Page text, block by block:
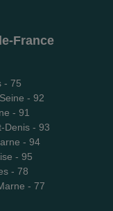
France
- 75
- 92
- 91
Denis - 93
- 94
- 95
- 78
- 77